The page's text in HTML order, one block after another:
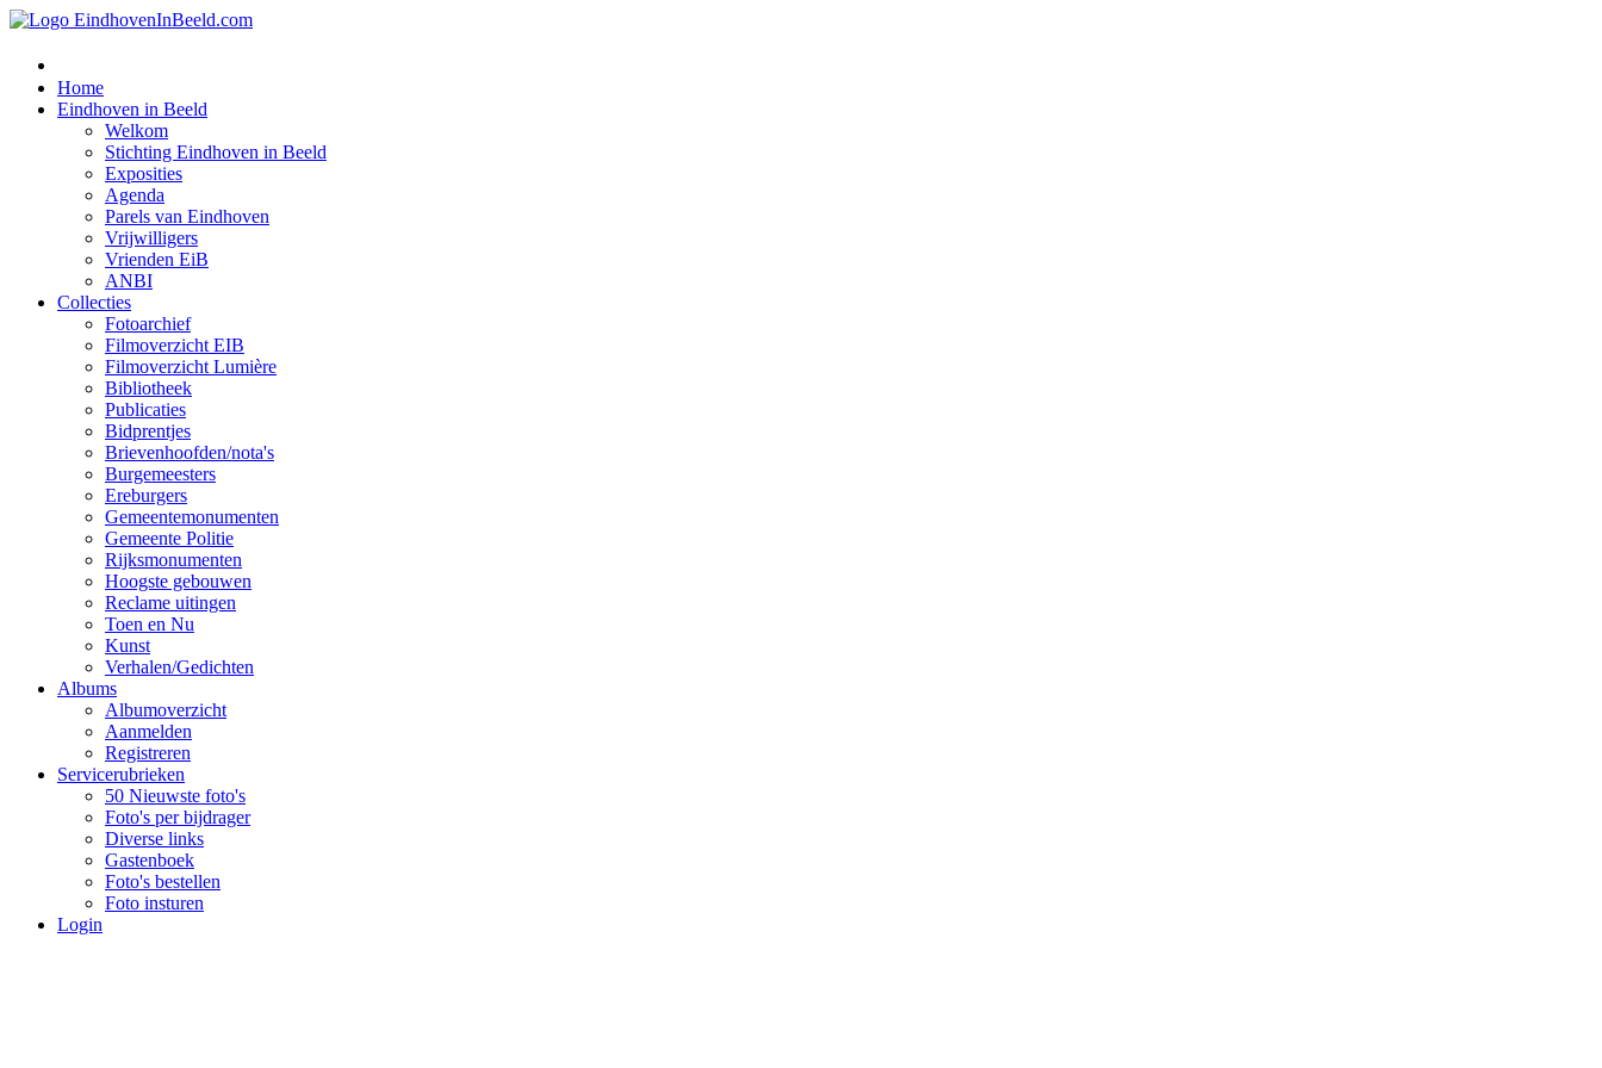
Home
Eindhoven in Beeld
Welkom
Stichting Eindhoven in Beeld
Exposities
Agenda
Parels van Eindhoven
Vrijwilligers
Vrienden EiB
ANBI
Collecties
Fotoarchief
Filmoverzicht EIB
Filmoverzicht Lumière
Bibliotheek
Publicaties
Bidprentjes
Brievenhoofden/nota's
Burgemeesters
Ereburgers
Gemeentemonumenten
Gemeente Politie
Rijksmonumenten
Hoogste gebouwen
Reclame uitingen
Toen en Nu
Kunst
Verhalen/Gedichten
Albums
Albumoverzicht
Aanmelden
Registreren
Servicerubrieken
50 Nieuwste foto's
Foto's per bijdrager
Diverse links
Gastenboek
Foto's bestellen
Foto insturen
Login